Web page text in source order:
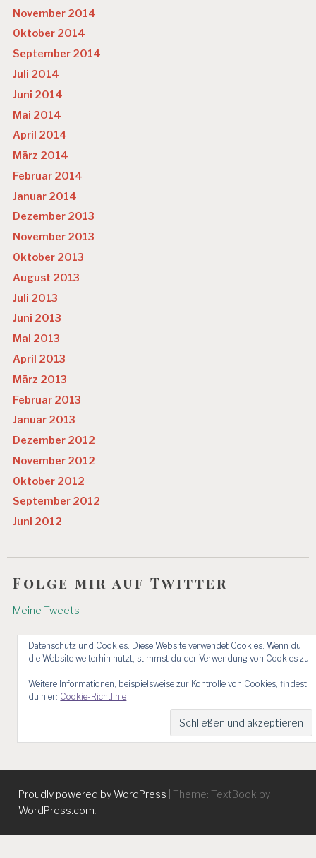
November 2014
Oktober 2014
September 2014
Juli 2014
Juni 2014
Mai 2014
April 2014
März 2014
Februar 2014
Januar 2014
Dezember 2013
November 2013
Oktober 2013
August 2013
Juli 2013
Juni 2013
Mai 2013
April 2013
März 2013
Februar 2013
Januar 2013
Dezember 2012
November 2012
Oktober 2012
September 2012
Juni 2012
Folge mir auf Twitter
Meine Tweets
Datenschutz und Cookies: Diese Website verwendet Cookies. Wenn du
die Website weiterhin nutzt, stimmst du der Verwendung von Cookies zu.
Weitere Informationen, beispielsweise zur Kontrolle von Cookies, findest
du hier: Cookie-Richtlinie
Proudly powered by WordPress
Theme: TextBook by
WordPress.com